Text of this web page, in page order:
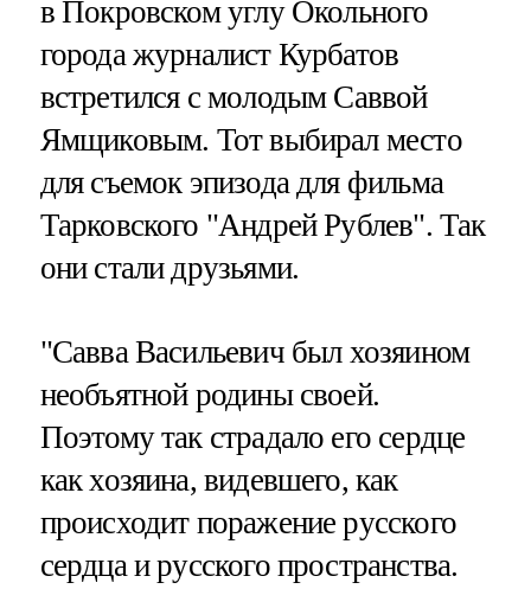
в Покровском углу Окольного
города журналист Курбатов
встретился с молодым Саввой
Ямщиковым. Тот выбирал место
для съемок эпизода для фильма
Тарковского "Андрей Рублев". Так
они стали друзьями.
"Савва Васильевич был хозяином
необъятной родины своей.
Поэтому так страдало его сердце
как хозяина, видевшего, как
происходит поражение русского
сердца и русского пространства.